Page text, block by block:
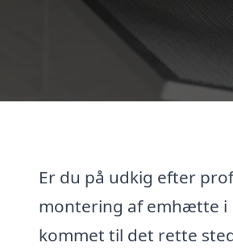
Er du på udkig efter
montering af emhætte i
kommet til det rette